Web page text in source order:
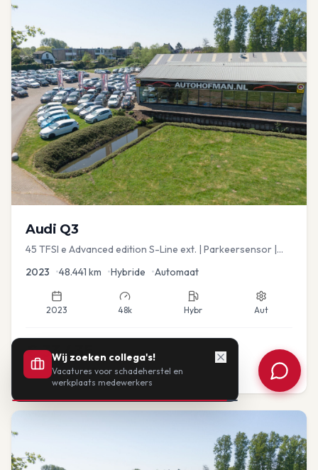
Audi Q3
45 TFSI e Advanced edition S-Line ext. | Parkeersensor |
2023 •48.441 km •Hybride •Automaat
2023 48k Hybr Aut
€33.435
of vanaf: €693/mnd BTW
Wij zoeken collega's!
Vacatures voor schadeherstel en
werkplaats medewerkers